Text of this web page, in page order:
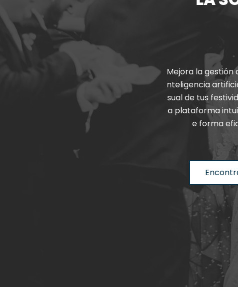
Mejora lagestión
nteligencia
sualde tus
a plataforma
e forma